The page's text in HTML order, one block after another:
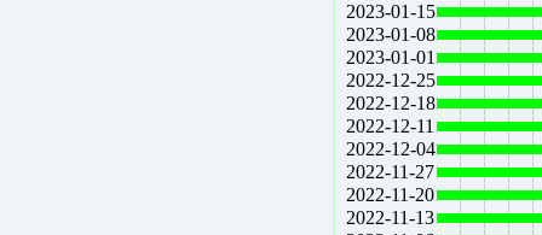
2023-01-15
2023-01-08
2023-01-01
2022-12-25
2022-12-18
2022-12-11
2022-12-04
2022-11-27
2022-11-20
2022-11-13